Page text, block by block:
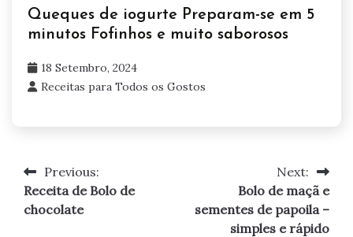
Queques de iogurte Preparam-se em 5
minutos Fofinhos e muito saborosos
18 Setembro, 2024
Receitas para Todos os Gostos
Navegação
de
Previous:
Receita de Bolo de
chocolate
Next:
Bolo de maçã e
sementes de papoila –
simples e rápido